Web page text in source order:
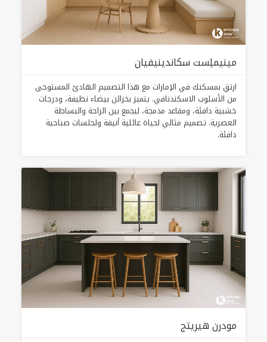
مينيملِست سكاندينيفيان
ارتقِ بمسكنك في الإمارات مع هذا التصميم الهادئ المستوحى
من الأسلوب الاسكندنافي. يتميز بخزائن بيضاء نظيفة، ودرجات
خشبية دافئة، ومقاعد مدمجة، ليجمع بين الراحة والبساطة
العصرية. تصميم مثالي لحياة عائلية أنيقة ولجلسات صباحية
دافئة.
مودرن هيريتج